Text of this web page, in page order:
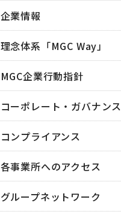
企業情報
理念体系「MGC Way」
MGC企業行動指針
コーポレート・ガバナンス
コンプライアンス
各事業所へのアクセス
グループネットワーク